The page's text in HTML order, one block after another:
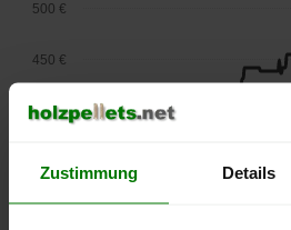
Zustimmung Details
400 €
450 €
500 €